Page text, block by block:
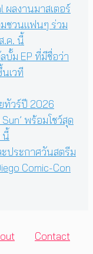
ผลงานมาสเตอร์
ชวนแฟนๆ ร่วม
.ค. นี้
บั้ม EP ที่มีชื่อว่า
เวที
ยทัวร์ปี 2026
พร้อมโชว์สุด
นี้
ะประกาศวันสตรีม
Comic-Con
Contact